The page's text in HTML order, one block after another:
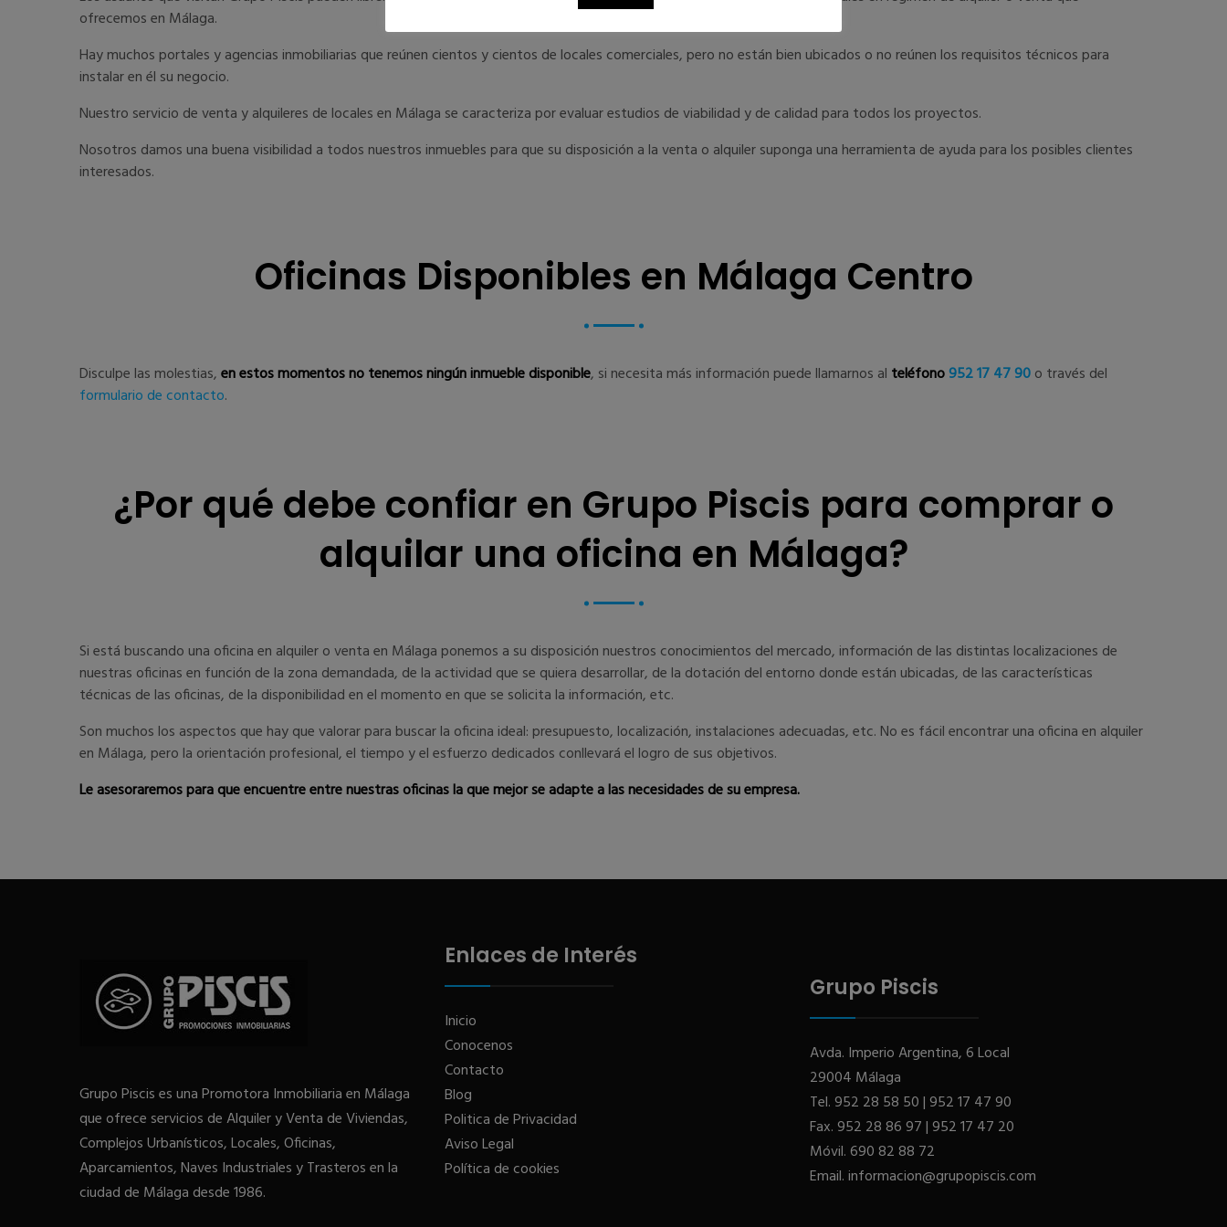
ofrecemos en Málaga.
Hay muchos portales y agencias inmobiliarias que reúnen cientos y cientos de locales comerciales, pero no están bien ubicados o no reúnen los requisitos técnicos para
instalar en él su negocio.
Nuestro servicio de venta y alquileres de locales en Málaga se caracteriza por evaluar estudios de viabilidad y de calidad para todos los proyectos.
Nosotros damos una buena visibilidad a todos nuestros inmuebles para que su disposición a la venta o alquiler suponga una herramienta de ayuda para los posibles clientes
interesados.
Oficinas Disponibles en Málaga Centro
Disculpe las molestias,en estos momentos no tenemos ningún inmueble disponible, si necesita más información puede llamarnos al teléfono952 17 47 90o través del
formulario de contacto.
¿Por qué debe confiar en Grupo Piscis para comprar o
alquilar una oficina en Málaga?
Si está buscando una oficina en alquiler o venta en Málaga ponemos a su disposición nuestros conocimientos del mercado, información de las distintas localizaciones de
nuestras oficinas en función de la zona demandada, de la actividad que se quiera desarrollar, de la dotación del entorno donde están ubicadas, de las características
técnicas de las oficinas, de la disponibilidad en el momento en que se solicita la información, etc.
Son muchos los aspectos que hay que valorar para buscar la oficina ideal: presupuesto, localización, instalaciones adecuadas, etc. No es fácil encontrar una oficina en alquiler
en Málaga, pero la orientación profesional, el tiempo y el esfuerzo dedicados conllevará el logro de sus objetivos.
Le asesoraremos para que encuentre entre nuestras oficinas la que mejor se adapte a las necesidades de su empresa.
Grupo Piscis es una Promotora Inmobiliaria en Málaga
que ofrece servicios de Alquiler y Venta de Viviendas,
Complejos Urbanísticos, Locales, Oficinas,
Aparcamientos, Naves Industriales y Trasteros en la
ciudad de Málaga desde 1986.
Enlaces de Interés
Inicio
Conocenos
Contacto
Blog
Politica de Privacidad
Aviso Legal
Política de cookies
Grupo Piscis
Avda. Imperio Argentina, 6 Local
29004 Málaga
Tel.952 28 58 50|952 17 47 90
Fax.952 28 86 97|952 17 47 20
Móvil.690 82 88 72
Email.informacion@grupopiscis.com